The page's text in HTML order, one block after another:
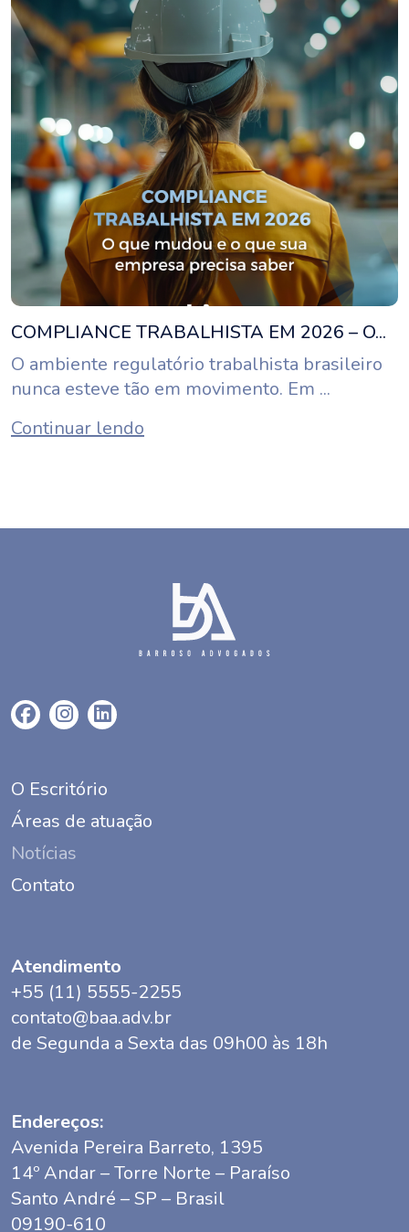
COMPLIANCE TRABALHISTA EM 2026 – O...
O ambiente regulatório trabalhista brasileiro
nunca esteve tão em movimento. Em ...
Continuar lendo
O Escritório
Áreas de atuação
Notícias
Contato
Atendimento
+55 (11) 5555-2255
contato@baa.adv.br
de Segunda a Sexta das 09h00 às 18h
Endereços:
Avenida Pereira Barreto, 1395
14º Andar – Torre Norte – Paraíso
Santo André – SP – Brasil
09190-610